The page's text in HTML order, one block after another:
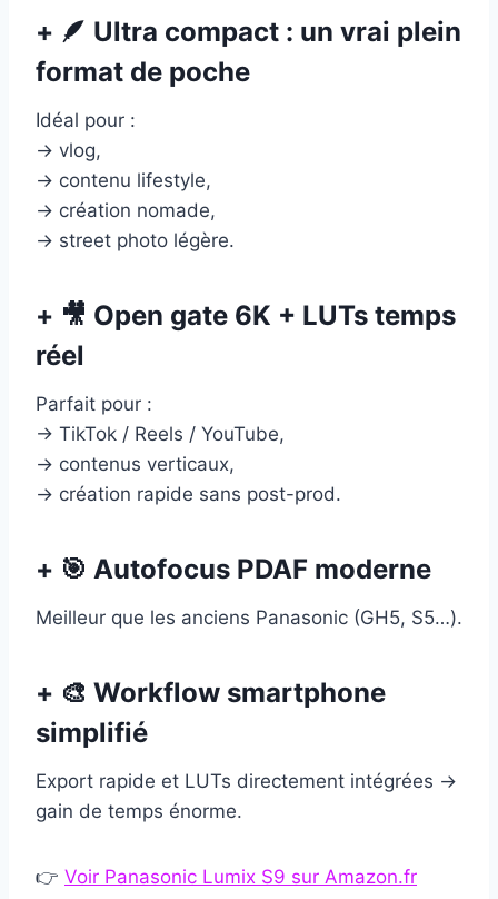
+ 🪶 Ultra compact : un vrai plein
format de poche
Idéal pour :
→ vlog,
→ contenu lifestyle,
→ création nomade,
→ street photo légère.
+ 🎥 Open gate 6K + LUTs temps
réel
Parfait pour :
→ TikTok / Reels / YouTube,
→ contenus verticaux,
→ création rapide sans post-prod.
+ 🎯 Autofocus PDAF moderne
Meilleur que les anciens Panasonic (GH5, S5…).
+ 🎨 Workflow smartphone
simplifié
Export rapide et LUTs directement intégrées →
gain de temps énorme.
👉 Voir Panasonic Lumix S9 sur Amazon.fr